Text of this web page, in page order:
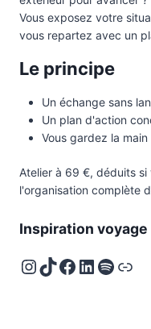
Féroé 1
Guadeloupe
Hawaï 1
Inde 1
Indonésie 3
Islande 4
Israël 1
Vous exposez votre
vous repartez avec un
Le principe
Un échange sans
Un plan d'action
Vous gardez la
Atelier à 69 €, déduits
l'organisation complète
Inspiration voyage
Instagram
TikTok
Facebook
LinkedIn
Spotify